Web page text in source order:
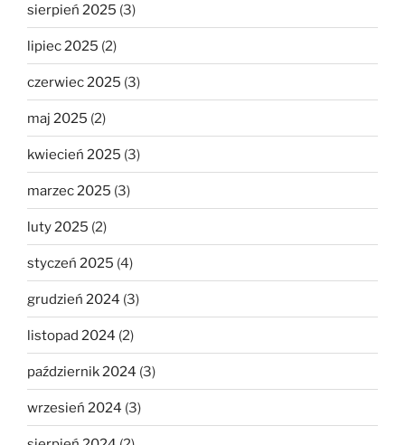
sierpień 2025 (3)
lipiec 2025 (2)
czerwiec 2025 (3)
maj 2025 (2)
kwiecień 2025 (3)
marzec 2025 (3)
luty 2025 (2)
styczeń 2025 (4)
grudzień 2024 (3)
listopad 2024 (2)
październik 2024 (3)
wrzesień 2024 (3)